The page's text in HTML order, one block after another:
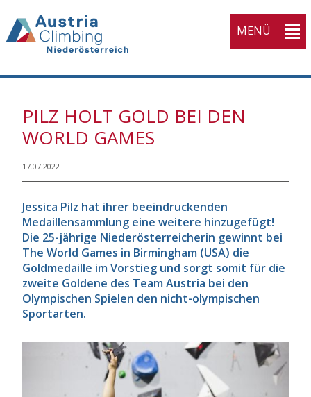
MENÜ
PILZ HOLT GOLD BEI DEN
WORLD GAMES
17.07.2022
Jessica Pilz hat ihrer beeindruckenden
Medaillensammlung eine weitere hinzugefügt!
Die 25-jährige Niederösterreicherin gewinnt bei
The World Games in Birmingham (USA) die
Goldmedaille im Vorstieg und sorgt somit für die
zweite Goldene des Team Austria bei den
Olympischen Spielen den nicht-olympischen
Sportarten.